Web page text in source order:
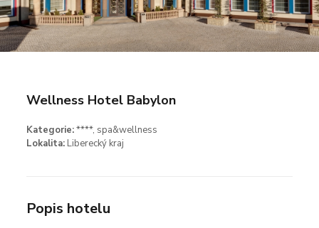
Wellness Hotel Babylon
Kategorie:****, spa&wellness
Lokalita:Liberecký kraj
Popis hotelu